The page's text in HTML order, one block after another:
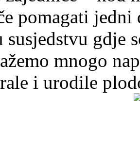
pomagati
susjedstvu gdje
mnogo
i urodile